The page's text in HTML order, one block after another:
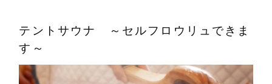
テントサウナ ～セルフロウリュできま
す～